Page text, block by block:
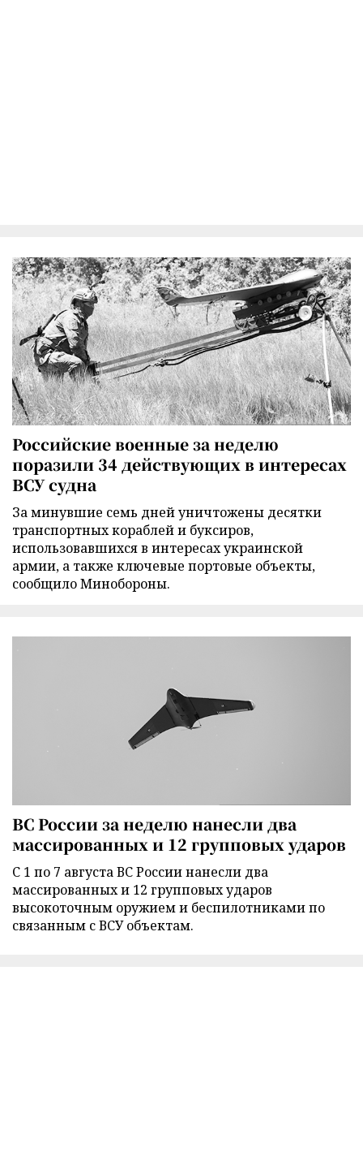
Российские военные за неделю
поразили 34 действующих в интересах
ВСУ судна
За минувшие семь дней уничтожены десятки
транспортных кораблей и буксиров,
использовавшихся в интересах украинской
армии, а также ключевые портовые объекты,
сообщило Минобороны.
ВС России за неделю нанесли два
массированных и 12 групповых ударов
С 1 по 7 августа ВС России нанесли два
массированных и 12 групповых ударов
высокоточным оружием и беспилотниками по
связанным с ВСУ объектам.